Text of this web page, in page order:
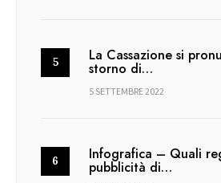
La Cassazione si
storno di…
5 SETTEMBRE 2022
Infografica – Quali
pubblicità di…